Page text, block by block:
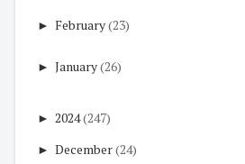
► February(23)
► January(26)
► 2024(247)
► December(24)